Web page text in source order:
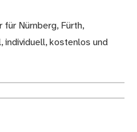
für Nürnberg, Fürth,
individuell, kostenlos und